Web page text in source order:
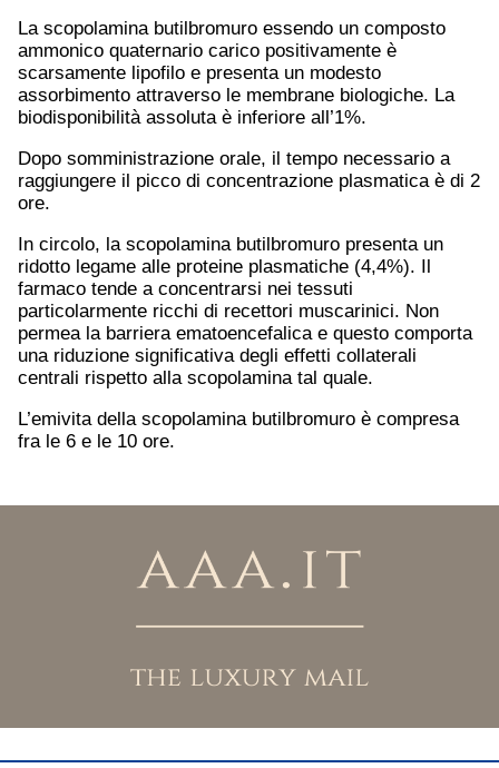
La scopolamina butilbromuro essendo un composto
ammonico quaternario carico positivamente è
scarsamente lipofilo e presenta un modesto
assorbimento attraverso le membrane biologiche. La
biodisponibilità assoluta è inferiore all’1%.
Dopo somministrazione orale, il tempo necessario a
raggiungere il picco di concentrazione plasmatica è di 2
ore.
In circolo, la scopolamina butilbromuro presenta un
ridotto legame alle proteine plasmatiche (4,4%). Il
farmaco tende a concentrarsi nei tessuti
particolarmente ricchi di recettori muscarinici. Non
permea la barriera ematoencefalica e questo comporta
una riduzione significativa degli effetti collaterali
centrali rispetto alla scopolamina tal quale.
L’emivita della scopolamina butilbromuro è compresa
fra le 6 e le 10 ore.